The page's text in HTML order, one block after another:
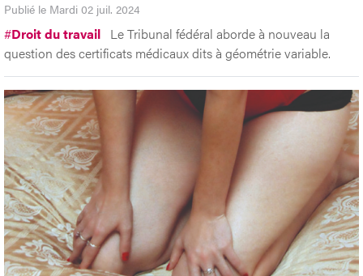
Publié le Mardi 02 juil. 2024
#Droit du travail Le Tribunal fédéral aborde à nouveau la
question des certificats médicaux dits à géométrie variable.